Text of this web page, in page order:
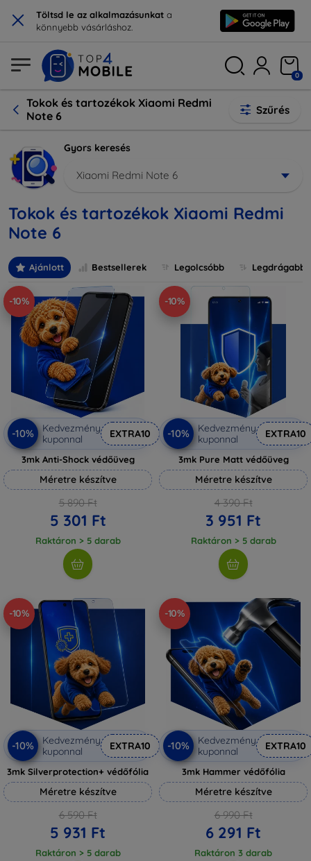
× Töltsd le az alkalmazásunkat a
könnyebb vásárláshoz.
0
Tokok és tartozékok Xiaomi Redmi
Note 6
Szűrés
Gyors keresés
Xiaomi Redmi Note 6
Tokok és tartozékok Xiaomi Redmi
Note 6
Ajánlott Bestsellerek Legolcsóbb Legdrágabb
-10%
-10%
Kedvezmény
kuponnal
EXTRA10
3mk Anti-Shock védőüveg
Méretre készítve
5 890 Ft
5 301 Ft
Raktáron > 5 darab
-10%
-10%
Kedvezmény
kuponnal
EXTRA10
3mk Pure Matt védőüveg
Méretre készítve
4 390 Ft
3 951 Ft
Raktáron > 5 darab
-10%
-10%
Kedvezmény
kuponnal
EXTRA10
3mk Silverprotection+ védőfólia
Méretre készítve
6 590 Ft
5 931 Ft
Raktáron > 5 darab
-10%
-10%
Kedvezmény
kuponnal
EXTRA10
3mk Hammer védőfólia
Méretre készítve
6 990 Ft
6 291 Ft
Raktáron 3 darab